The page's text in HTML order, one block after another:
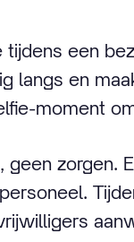
een
langs en
moment
geen zorgen.